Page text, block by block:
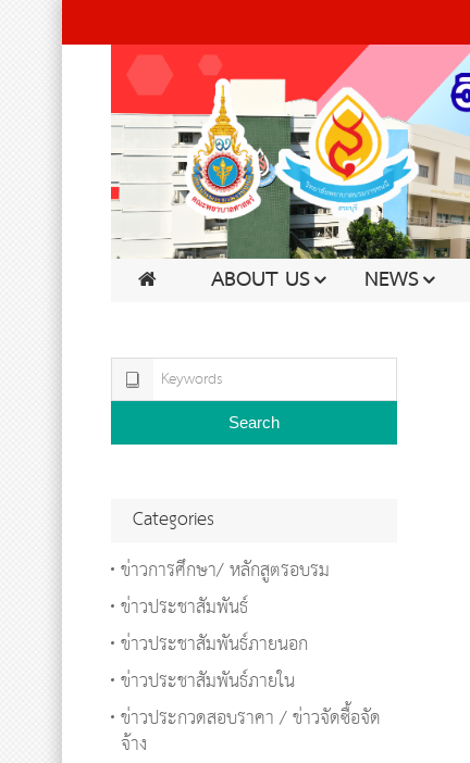
ABOUT US NEWS
Search
Categories
ข่าวการศึกษา/ หลักสูตรอบรม
ข่าวประชาสัมพันธ์
ข่าวประชาสัมพันธ์ภายนอก
ข่าวประชาสัมพันธ์ภายใน
ข่าวประกวดสอบราคา / ข่าวจัดซื้อจัด
จ้าง